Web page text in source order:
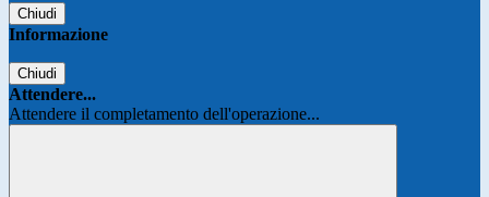
Chiudi
Informazione
Chiudi
Attendere...
Attendere il completamento dell'operazione...